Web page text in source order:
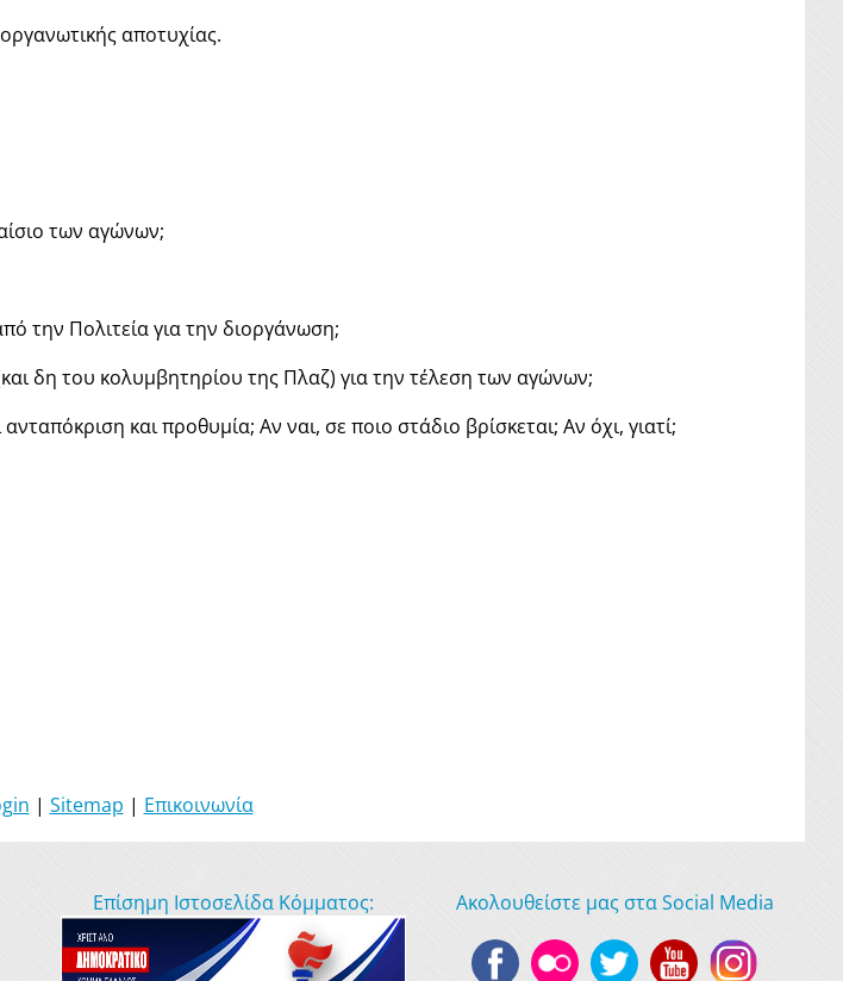
αποτυχίας.
των αγώνων;
την Πολιτεία για την διοργάνωση;
δη του κολυμβητηρίου της Πλαζ) για την τέλεση των αγώνων;
και προθυμία; Αν ναι, σε ποιο στάδιο βρίσκεται; Αν όχι, γιατί;
| Sitemap | Επικοινωνία
Επίσημη Ιστοσελίδα Κόμματος: Ακολουθείστε μας στα Social Media